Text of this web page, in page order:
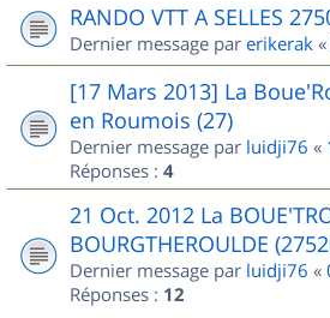
RANDO VTT A SELLES
Dernier message par erikerak «
[17 Mars 2013] La
en Roumois (27)
Dernier message par luidji76 «
Réponses : 4
21 Oct. 2012 La
BOURGTHEROULDE
Dernier message par luidji76 «
Réponses : 12